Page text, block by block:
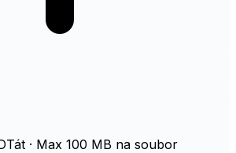
· Max 100 MB na soubor